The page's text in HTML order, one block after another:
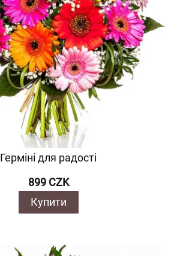
Герміні для радості
899 CZK
Купити